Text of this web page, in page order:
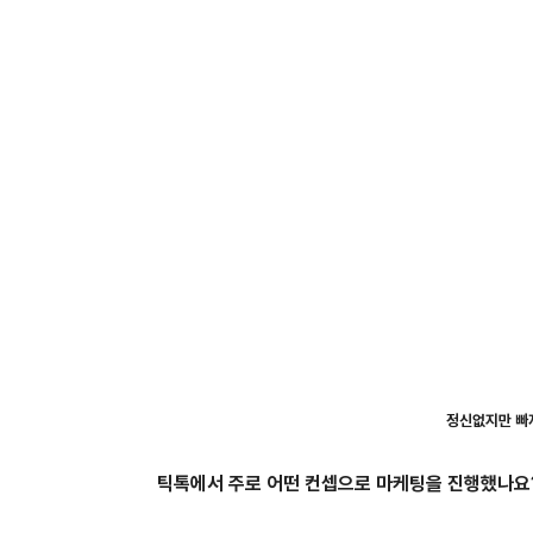
정신없지만
틱톡에서 주로 어떤 컨셉으로 마케팅을 진행했나